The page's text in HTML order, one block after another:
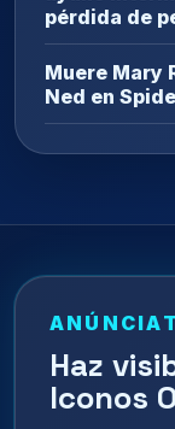
pérdida de
Muere Mary
Ned en
Haz
Iconos